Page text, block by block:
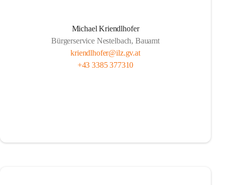
Michael Kriendlhofer
Bürgerservice Nestelbach, Bauamt
kriendlhofer@ilz.gv.at
+43 3385 377310